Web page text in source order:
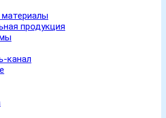
продукция
канал